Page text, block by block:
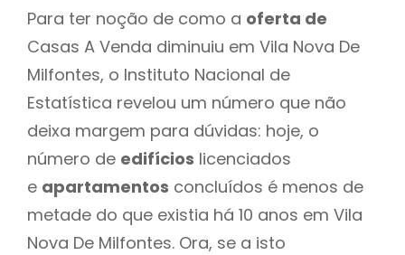
Para ter noção de como a oferta de
Casas A Venda diminuiu em Vila Nova De
Milfontes, o Instituto Nacional de
Estatística revelou um número que não
deixa margem para dúvidas: hoje, o
número de edifícios licenciados
e apartamentos concluídos é menos de
metade do que existia há 10 anos em Vila
Nova De Milfontes. Ora, se a isto